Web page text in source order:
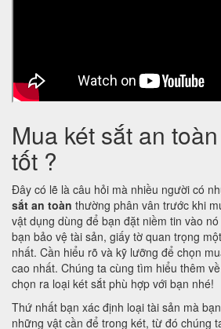
Mua két sắt an
tốt ?
Đây có lẽ là câu hỏi mà nhiều người có
sắt an toàn thường phân vân trước khi
vật dụng dùng để bạn đặt niềm tin vào
bạn bảo vệ tài sản, giấy tờ quan trọng
nhất. Cần hiểu rõ và kỹ lưỡng để chọn
cao nhất. Chúng ta cùng tìm hiểu thêm
chọn ra loại két sắt phù hợp với bạn nhé!
Thứ nhất bạn xác định loại tài sản mà
những vật cần để trong két, từ đó chúng